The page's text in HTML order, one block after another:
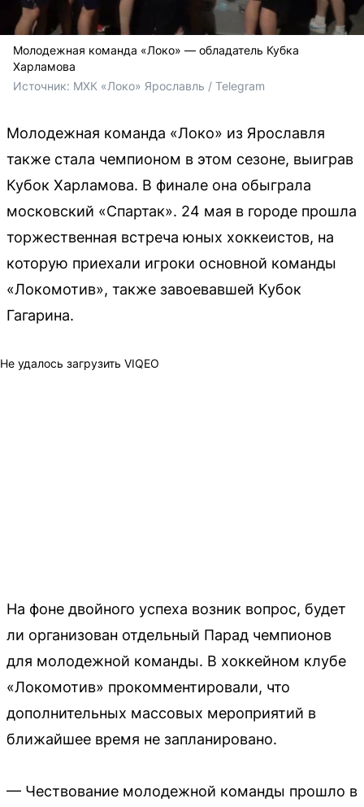
Молодежная команда «Локо» — обладатель Кубка
Харламова
Источник: МХК «Локо» Ярославль / Telegram
Молодежная команда «Локо» из Ярославля
также стала чемпионом в этом сезоне, выиграв
Кубок Харламова. В финале она обыграла
московский «Спартак». 24 мая в городе прошла
торжественная встреча юных хоккеистов, на
которую приехали игроки основной команды
«Локомотив», также завоевавшей Кубок
Гагарина.
Не удалось загрузить VIQEO
На фоне двойного успеха возник вопрос, будет
ли организован отдельный Парад чемпионов
для молодежной команды. В хоккейном клубе
«Локомотив» прокомментировали, что
дополнительных массовых мероприятий в
ближайшее время не запланировано.
— Чествование молодежной команды прошло в